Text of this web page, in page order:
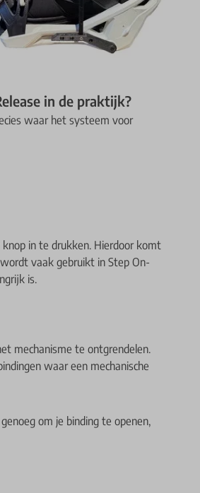
in de praktijk?
waar het systeem voor
in te drukken. Hierdoor komt
vaak gebruikt in Step On-
is.
mechanisme te ontgrendelen.
waar een mechanische
om je binding te openen,